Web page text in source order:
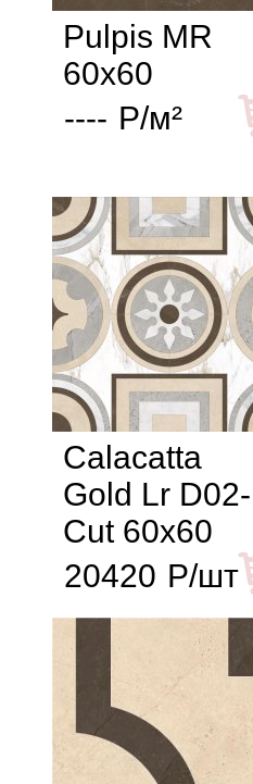
Pulpis MR
60x60
---- Р/м²
Calacatta
Gold Lr D02-
Cut 60x60
20420 Р/шт